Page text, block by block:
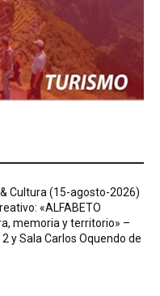
Cultura (15-agosto-2026)
«ALFABETO
memoria y territorio» –
y Sala Carlos Oquendo de